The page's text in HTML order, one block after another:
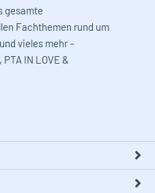
gesamte
Fachthemen rund um
vieles mehr –
PTA IN LOVE &